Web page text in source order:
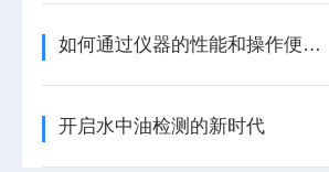
如何通过仪器的性能和操作便捷性来判断COD氨氮总磷总氮检测仪的优劣？
开启水中油检测的新时代